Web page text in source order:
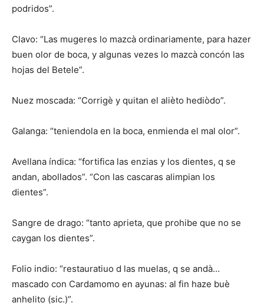
podridos”.
Clavo: “Las mugeres lo mazcà ordinariamente, para hazer
buen olor de boca, y algunas vezes lo mazcà concón las
hojas del Betele”.
Nuez moscada: “Corrigè y quitan el alièto hediòdo”.
Galanga: “teniendola en la boca, enmienda el mal olor”.
Avellana índica: “fortifica las enzias y los dientes, q se
andan, abollados”. “Con las cascaras alimpian los
dientes”.
Sangre de drago: “tanto aprieta, que prohibe que no se
caygan los dientes”.
Folio indio: “restauratiuo d las muelas, q se andà…
mascado con Cardamomo en ayunas: al fin haze buè
anhelito (sic.)”.